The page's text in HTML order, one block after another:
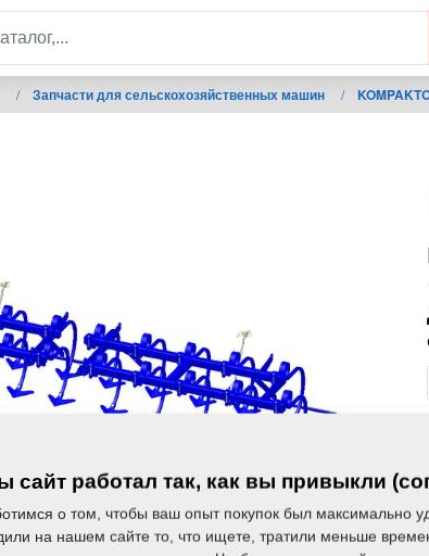
/ Запчасти для сельскохозяйственных машин /
сайт работал так, как вы привыкли
о том, чтобы ваш опыт покупок был максимально
на нашем сайте то, что ищете, тратили меньше